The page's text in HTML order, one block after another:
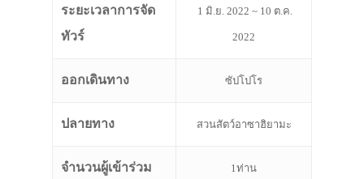
ระยะเวลาการจัด
ทัวร์
1 มิ.ย. 2022 ~ 10 ต.ค.
2022
ออกเดินทาง ซัปโปโร
ปลายทาง สวนสัตว์อาซาฮิยามะ
จำนวนผู้เข้าร่วม
1ท่าน